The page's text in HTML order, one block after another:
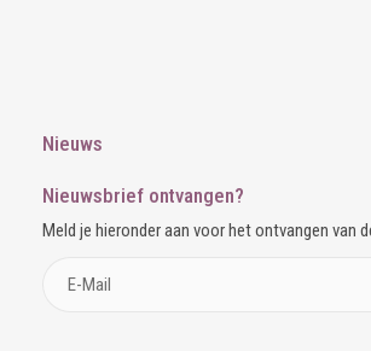
Nieuws
Nieuwsbrief ontvangen?
Meld je hieronder aan voor het ontvangen van